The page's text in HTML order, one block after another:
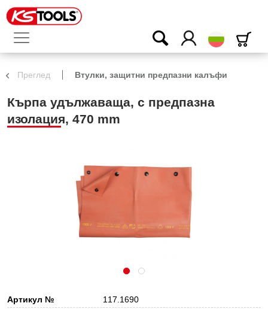
български
Преглед Втулки, защитни предпазни калъфи
Кърпа удължаваща, с предпазна
изолация, 470 mm
Артикул №
117.1690